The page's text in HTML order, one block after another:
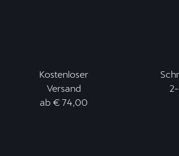
Kostenloser
Versand
ab € 74,00